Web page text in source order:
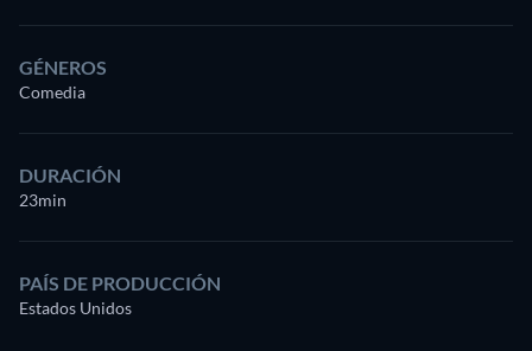
GÉNEROS
Comedia
DURACIÓN
23min
PAÍS DE PRODUCCIÓN
Estados Unidos